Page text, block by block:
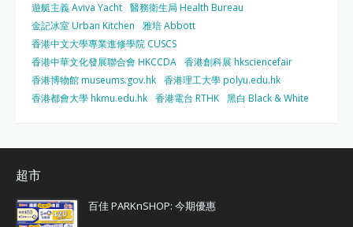
遊艇主義 Aviva Yacht 醫務衛生局 Health Bureau
金記冰室 Urban Kitchen
雅培 Abbott
香港中文大學專業進修學院 CUSCS
香港中華文化發展聯合會 HKCCDA 香港創科展 hksciencefair
香港博物館 museums.gov.hk 香港理工大學 polyu.edu.hk
香港都會大學 hkmu.edu.hk 香港電台 RTHK 黑白 Black & White
超市
百佳 PARKnSHOP: 今期優惠